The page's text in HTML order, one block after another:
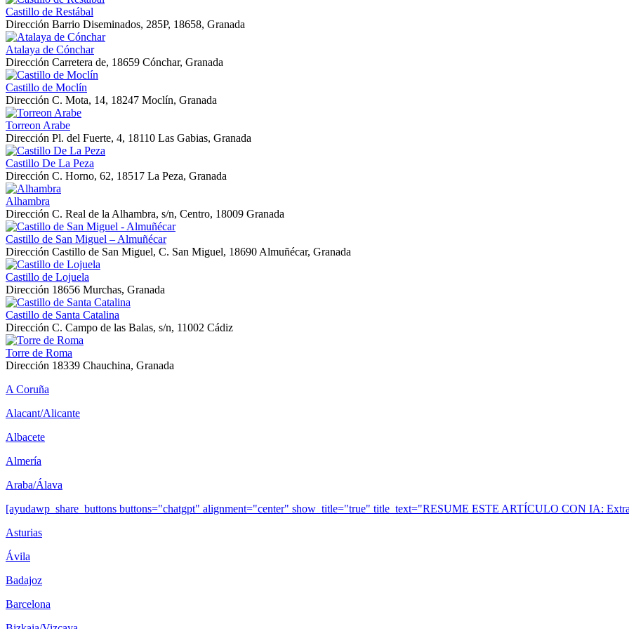
Castillo de Restábal
Dirección Barrio Diseminados, 285P, 18658, Granada
Atalaya de Cónchar
Dirección Carretera de, 18659 Cónchar, Granada
Castillo de Moclín
Dirección C. Mota, 14, 18247 Moclín, Granada
Torreon Arabe
Dirección Pl. del Fuerte, 4, 18110 Las Gabias, Granada
Castillo De La Peza
Dirección C. Horno, 62, 18517 La Peza, Granada
Alhambra
Dirección C. Real de la Alhambra, s/n, Centro, 18009 Granada
Castillo de San Miguel – Almuñécar
Dirección Castillo de San Miguel, C. San Miguel, 18690 Almuñécar, Granada
Castillo de Lojuela
Dirección 18656 Murchas, Granada
Castillo de Santa Catalina
Dirección C. Campo de las Balas, s/n, 11002 Cádiz
Torre de Roma
Dirección 18339 Chauchina, Granada
A Coruña
Alacant/Alicante
Albacete
Almería
Araba/Álava
[ayudawp_share_buttons buttons="chatgpt" alignment="center" show_title="true" title_text="RESUME ESTE ARTÍCULO CON IA:
Asturias
Ávila
Badajoz
Barcelona